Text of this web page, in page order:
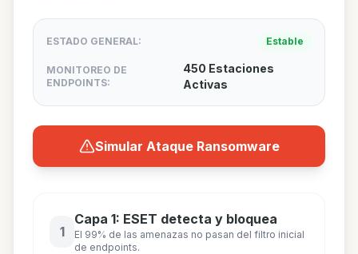
ESTADO GENERAL: Estable
MONITOREO DE
ENDPOINTS:
450 Estaciones
Activas
Simular Ataque Ransomware
1
Capa 1: ESET detecta y bloquea
El 99% de las amenazas no pasan del filtro inicial
de endpoints.